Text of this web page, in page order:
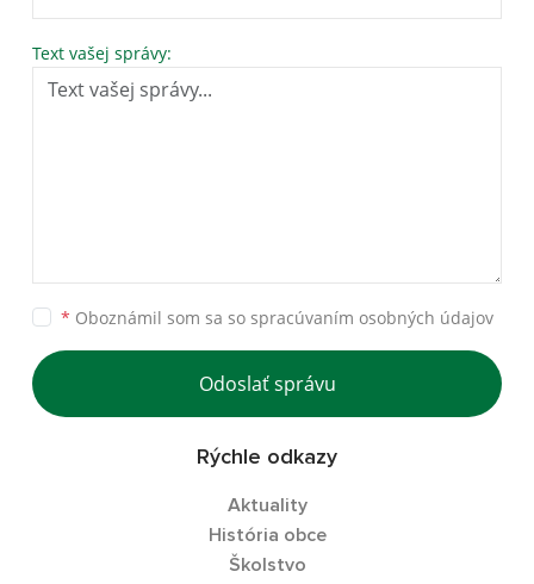
Text vašej správy:
* Oboznámil som sa so spracúvaním osobných údajov
Odoslať správu
Rýchle odkazy
Aktuality
História obce
Školstvo